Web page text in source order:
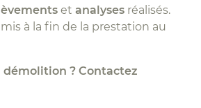
et analyses réalisés.
à la fin de la prestation au
démolition ? Contactez